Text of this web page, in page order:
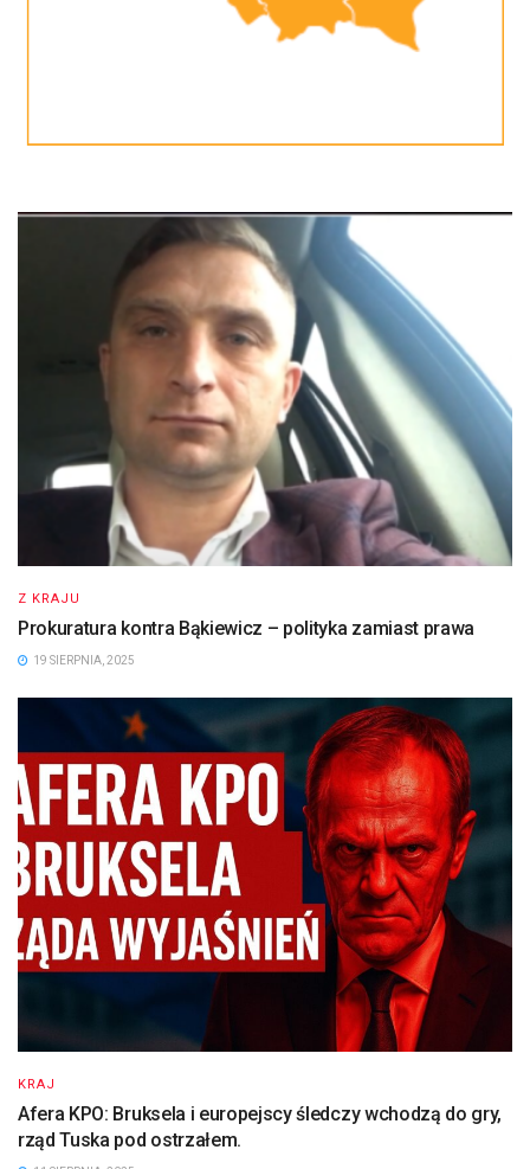
Z KRAJU
Prokuratura kontra Bąkiewicz – polityka zamiast prawa
19 SIERPNIA, 2025
KRAJ
Afera KPO: Bruksela i europejscy śledczy wchodzą do gry,
rząd Tuska pod ostrzałem.